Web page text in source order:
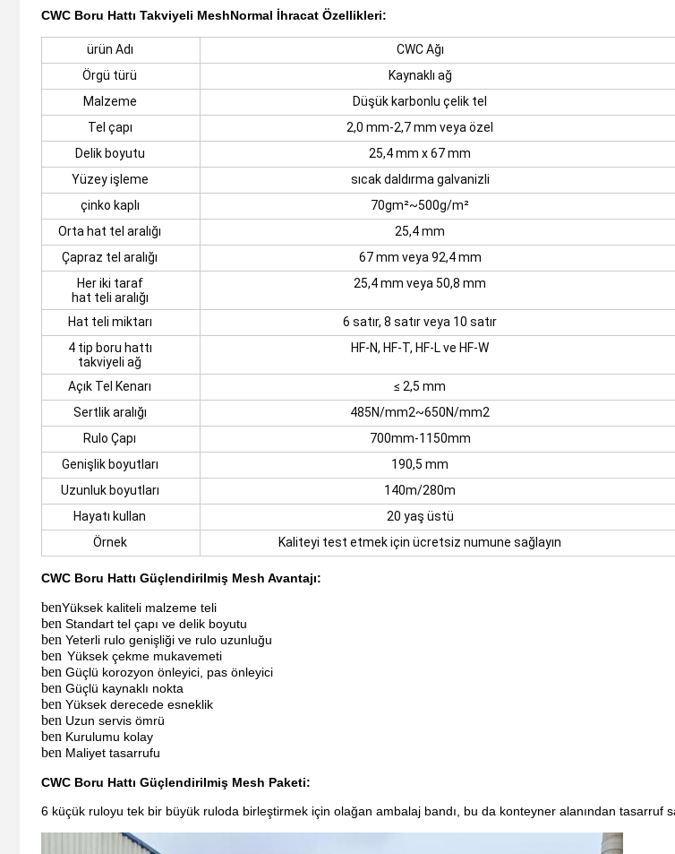
CWC Boru Hattı Takviyeli MeshNormal İhracat Özellikleri:
ürün Adı
CWC Ağı
Örgü türü
Kaynaklı ağ
Malzeme
Düşük karbonlu çelik tel
Tel çapı
2,0 mm-2,7 mm veya özel
Delik boyutu
25,4 mm x 67 mm
Yüzey işleme
sıcak daldırma galvanizli
çinko kaplı
70gm²~500g/m²
Orta hat tel aralığı
25,4 mm
Çapraz tel aralığı
67 mm veya 92,4 mm
Her iki taraf
hat teli aralığı
25,4 mm veya 50,8 mm
Hat teli miktarı
6 satır, 8 satır veya 10 satır
4 tip boru hattı
takviyeli ağ
HF-N, HF-T, HF-L ve HF-W
Açık Tel Kenarı
≤ 2,5 mm
Sertlik aralığı
485N/mm2~650N/mm2
Rulo Çapı
700mm-1150mm
Genişlik boyutları
190,5 mm
Uzunluk boyutları
140m/280m
Hayatı kullan
20 yaş üstü
Örnek
Kaliteyi test etmek için ücretsiz numune sağlayın
CWC Boru Hattı Güçlendirilmiş Mesh Avantajı:
benYüksek kaliteli malzeme teli
ben Standart tel çapı ve delik boyutu
ben Yeterli rulo genişliği ve rulo uzunluğu
ben Yüksek çekme mukavemeti
ben Güçlü korozyon önleyici, pas önleyici
ben Güçlü kaynaklı nokta
ben Yüksek derecede esneklik
ben Uzun servis ömrü
ben Kurulumu kolay
ben Maliyet tasarrufu
CWC Boru Hattı Güçlendirilmiş Mesh Paketi:
6 küçük ruloyu tek bir büyük ruloda birleştirmek için olağan ambalaj bandı, bu da konteyner alanından tasarruf